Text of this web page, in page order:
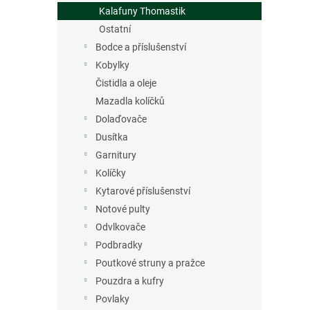
e
Kalafuny Thomastik
Ostatní
Bodce a příslušenství
Kobylky
Čistidla a oleje
Mazadla kolíčků
Dolaďovače
Dusítka
Garnitury
Kolíčky
Kytarové příslušenství
Notové pulty
Odvlkovače
Podbradky
Poutkové struny a pražce
Pouzdra a kufry
Povlaky